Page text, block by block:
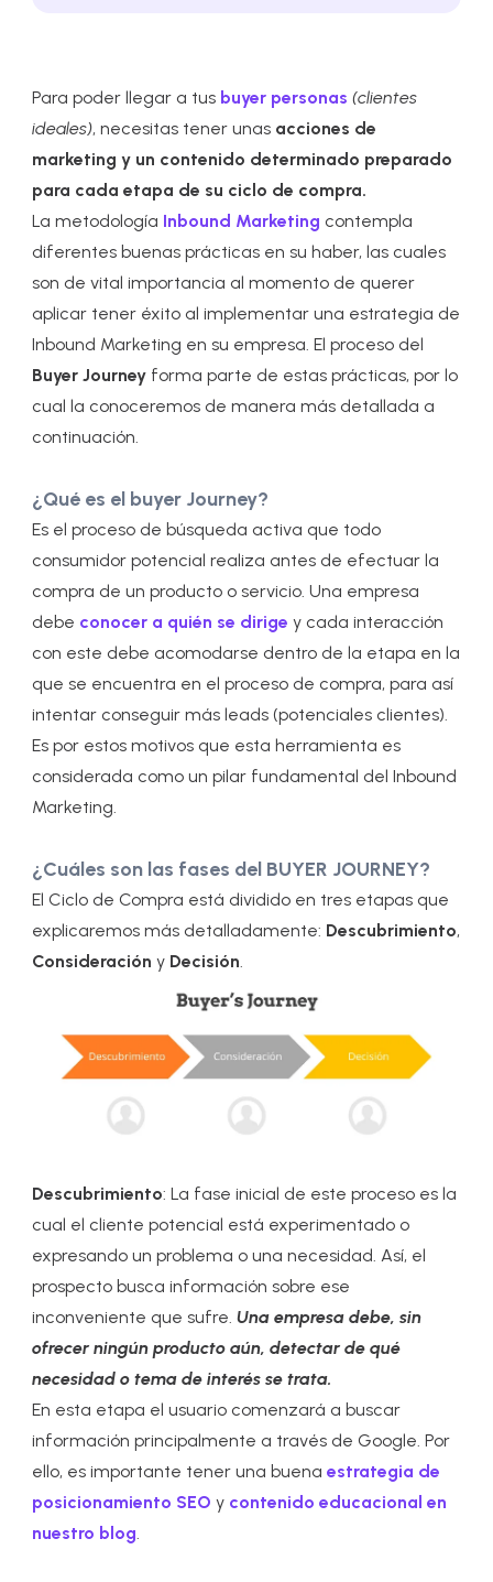
Para poder llegar a tus buyer personas (clientes
ideales), necesitas tener unas acciones de
marketing y un contenido determinado preparado
para cada etapa de su ciclo de compra.
La metodología Inbound Marketing contempla
diferentes buenas prácticas en su haber, las cuales
son de vital importancia al momento de querer
aplicar tener éxito al implementar una estrategia de
Inbound Marketing en su empresa. El proceso del
Buyer Journey forma parte de estas prácticas, por lo
cual la conoceremos de manera más detallada a
continuación.
¿Qué es el buyer Journey?
Es el proceso de búsqueda activa que todo
consumidor potencial realiza antes de efectuar la
compra de un producto o servicio. Una empresa
debe conocer a quién se dirige y cada interacción
con este debe acomodarse dentro de la etapa en la
que se encuentra en el proceso de compra, para así
intentar conseguir más leads (potenciales clientes).
Es por estos motivos que esta herramienta es
considerada como un pilar fundamental del Inbound
Marketing.
¿Cuáles son las fases del BUYER JOURNEY?
El Ciclo de Compra está dividido en tres etapas que
explicaremos más detalladamente: Descubrimiento,
Consideración y Decisión.
Descubrimiento: La fase inicial de este proceso es la
cual el cliente potencial está experimentado o
expresando un problema o una necesidad. Así, el
prospecto busca información sobre ese
inconveniente que sufre.Una empresa debe, sin
ofrecer ningún producto aún, detectar de qué
necesidad o tema de interés se trata.
En esta etapa el usuario comenzará a buscar
información principalmente a través de Google. Por
ello, es importante tener una buenaestrategia de
posicionamiento SEO y contenido educacional en
nuestro blog.